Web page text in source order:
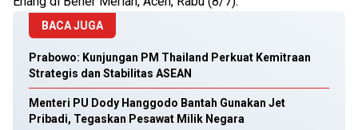
BACA JUGA
Prabowo: Kunjungan PM Thailand Perkuat Kemitraan
Strategis dan Stabilitas ASEAN
Menteri PU Dody Hanggodo Bantah Gunakan Jet
Pribadi, Tegaskan Pesawat Milik Negara